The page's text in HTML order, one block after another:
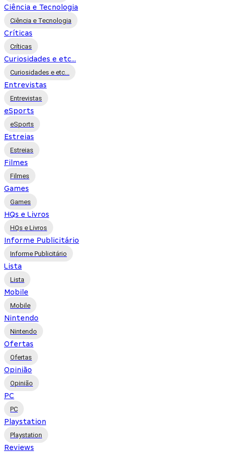
Ciência e Tecnologia
Ciência e Tecnologia
Críticas
Críticas
Curiosidades e etc...
Curiosidades e etc...
Entrevistas
Entrevistas
eSports
eSports
Estreias
Estreias
Filmes
Filmes
Games
Games
HQs e Livros
HQs e Livros
Informe Publicitário
Informe Publicitário
Lista
Lista
Mobile
Mobile
Nintendo
Nintendo
Ofertas
Ofertas
Opinião
Opinião
PC
PC
Playstation
Playstation
Reviews